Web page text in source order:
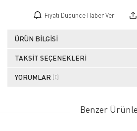
Fiyatı Düşünce Haber Ver
ÜRÜN BILGISI
TAKSIT SEÇENEKLERI
YORUMLAR (0)
Benzer